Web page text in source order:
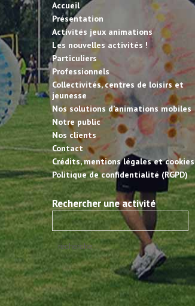
Accueil
Présentation
Activités jeux animations
Les nouvelles activités !
Particuliers
Professionnels
Collectivités, centres de loisirs et
jeunesse
Nos solutions d’animations mobiles
Notre public
Nos clients
Contact
Crédits, mentions légales et cookies
Politique de confidentialité (RGPD)
Rechercher une activité